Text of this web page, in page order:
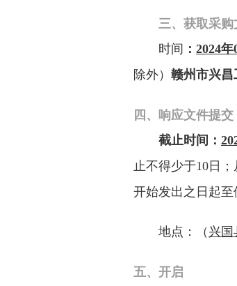
三、获取采购
时间 ： 2024年
除外） 赣州市兴昌
四、响应文件提交
截止时间：
止不得少于10日
开始发出之日起至
地点：（ 兴国
五、开启